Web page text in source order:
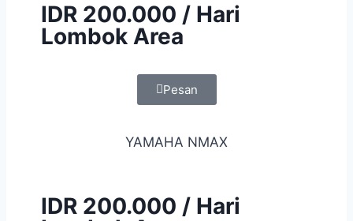
IDR 200.000 / Hari
Lombok Area
Pesan
YAMAHA NMAX
IDR 200.000 / Hari